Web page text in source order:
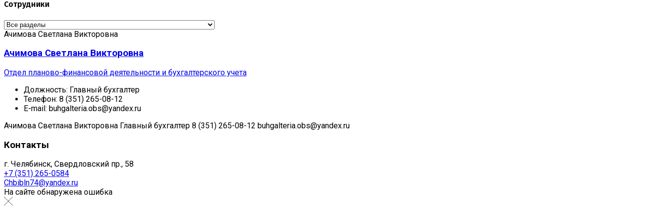
Сотрудники
Ачимова Светлана Викторовна
Ачимова Светлана Викторовна
Отдел планово-финансовой деятельности и бухгалтерского учета
Должность: Главный бухгалтер
Телефон: 8 (351) 265-08-12
E-mail: buhgalteria.obs@yandex.ru
Ачимова Светлана Викторовна Главный бухгалтер 8 (351) 265-08-12 buhgalteria.obs@yandex.ru
Контакты
г. Челябинск, Свердловский пр., 58
+7 (351) 265-0584
Chbibln74@yandex.ru
На сайте обнаружена ошибка